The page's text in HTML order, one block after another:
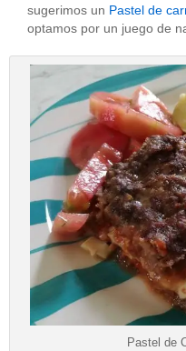
sugerimos un Pastel de
optamos por un juego de
Pastel de